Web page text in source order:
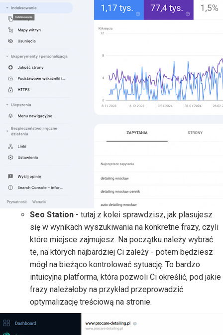
Seo Station - tutaj z kolei sprawdzisz, jak plasujesz
się w wynikach wyszukiwania na konkretne frazy, czyli
które miejsce zajmujesz. Na początku należy wybrać
te, na których najbardziej Ci zależy - potem będziesz
mógł na bieżąco kontrolować sytuację. To bardzo
intuicyjna platforma, która pozwoli Ci określić, pod jakie
frazy należałoby na przykład przeprowadzić
optymalizację treściową na stronie.